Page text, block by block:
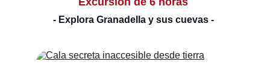
- Explora Granadella y sus cuevas -